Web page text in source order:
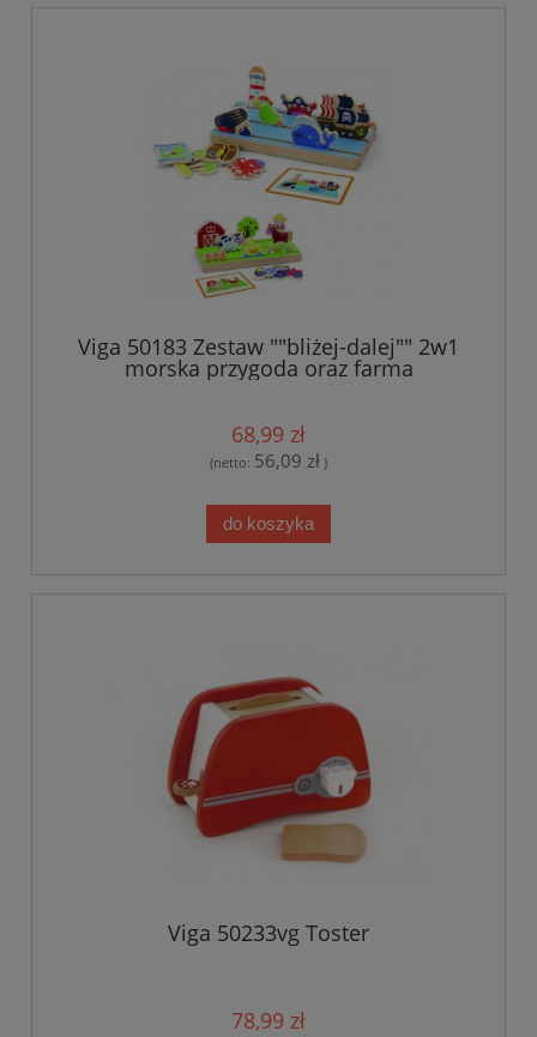
Viga 50183 Zestaw ""bliżej-dalej"" 2w1
morska przygoda oraz farma
68,99 zł
(netto: 56,09 zł )
do koszyka
Viga 50233vg Toster
78,99 zł